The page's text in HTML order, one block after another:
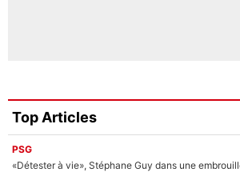
Top Articles
PSG
«Détester à vie», Stéphane Guy dans une